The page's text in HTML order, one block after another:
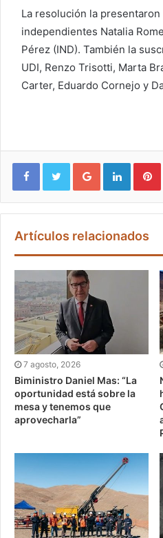
La resolución la presentaron
independientes Natalia
Pérez (IND). También la
UDI, Renzo Trisotti, Marta
Carter, Eduardo Cornejo y
Google+ LinkedIn
Artículos relacionados
7 agosto, 2026
Biministro Daniel Mas: “La
oportunidad está sobre la
mesa y tenemos que
aprovecharla”